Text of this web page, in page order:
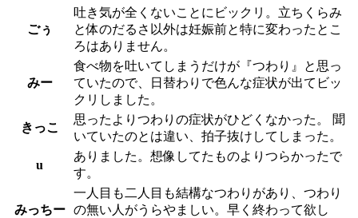
ごぅ
吐き気が全くないことにビックリ。立ちくらみ
と体のだるさ以外は妊娠前と特に変わったとこ
ろはありません。
みー
食べ物を吐いてしまうだけが『つわり』と思っ
ていたので、日替わりで色んな症状が出てビッ
クリしました。
きっこ
思ったよりつわりの症状がひどくなかった。 聞
いていたのとは違い、拍子抜けしてしまった。
u
ありました。想像してたものよりつらかったで
す。
みっちー
一人目も二人目も結構なつわりがあり、つわり
の無い人がうらやましい。早く終わって欲し